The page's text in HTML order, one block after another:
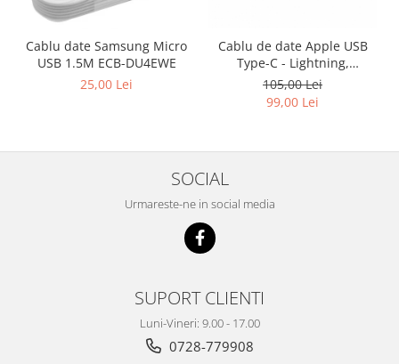
Cablu date Samsung Micro
USB 1.5M ECB-DU4EWE
25,00 Lei
Cablu de date Apple USB
Type-C - Lightning,
MKQ42AM/A, 2m - White,
Blister Apple
105,00 Lei
99,00 Lei
SOCIAL
Urmareste-ne in social media
SUPORT CLIENTI
Luni-Vineri: 9.00 - 17.00
0728-779908